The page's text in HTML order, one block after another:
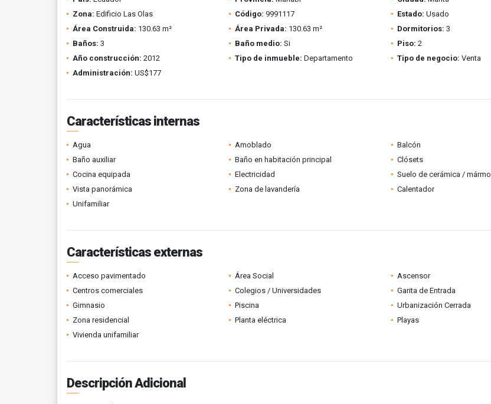
Zona: Edificio Las Olas Código: 9991117 Estado: Usado
Área Construida: 130.63 m² Área Privada: 130.63 m² Dormitorios: 3
Baños: 3 Baño medio: Si Piso: 2
Año construcción: 2012 Tipo de inmueble: Departamento Tipo de negocio: Venta
Administración: US$177
Características internas
Agua Amoblado
Balcón
Baño auxiliar
Baño en habitación principal
Clósets
Cocina equipada
Electricidad
Suelo de cerámica / mármol
Vista panorámica
Zona de lavandería
Calentador
Unifamiliar
Características externas
Acceso pavimentado Área Social
Ascensor
Centros comerciales
Colegios / Universidades
Garita de Entrada
Gimnasio
Piscina
Urbanización Cerrada
Zona residencial
Planta eléctrica
Playas
Vivienda unifamiliar
Descripción Adicional